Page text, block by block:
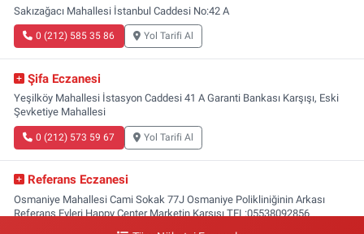
Sakızağacı Mahallesi İstanbul Caddesi No:42 A
0 (212) 585 35 86 Yol Tarifi Al
Şifa Eczanesi
Yeşilköy Mahallesi İstasyon Caddesi 41 A Garanti Bankası Karşışı, Eski
Şevketiye Mahallesi
0 (212) 573 59 67 Yol Tarifi Al
Referans Eczanesi
Osmaniye Mahallesi Cami Sokak 77J Osmaniye Polikliniğinin Arkası
Referans Evleri Happy Center Marketin Karşısı TEL:05538092856